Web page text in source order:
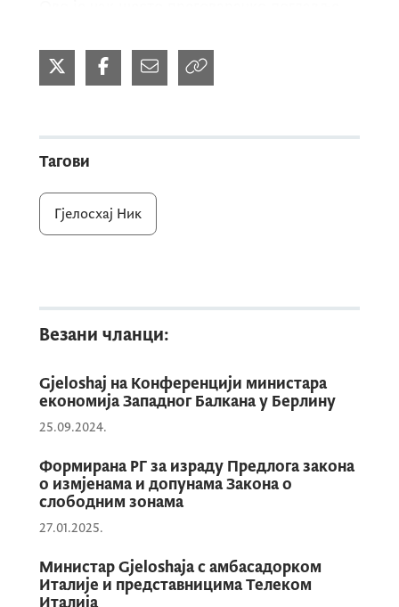
економског развоја.
Четрдесет четврта Влада Црне Горе
трасирала је европски пут наше државе и
показала да се преданим радом,
реформама и одговорном политиком могу
остварити историјски резултати. Честитам
Министарства економског развоја којим
руководим, на оствареним успјесима и
Када једно министарство руководи
поглавља, резултати говоре сами за себе.
То је потврда да одговоран рад, реформска
посвећеност и јасна европска визија дају
потпредсједник Владе за економску
политику и министар економског развоја
Тагови
Гјелосхај Ник
Везани чланци:
Gjeloshaj на Конференцији министара
економија Западног Балкана у Берлину
25.09.2024.
Формирана РГ за израду Предлога закона
о измјенама и допунама Закона о
слободним зонама
27.01.2025.
Министар Gjeloshaja с амбасадорком
Италије и представницима Телеком
Италија